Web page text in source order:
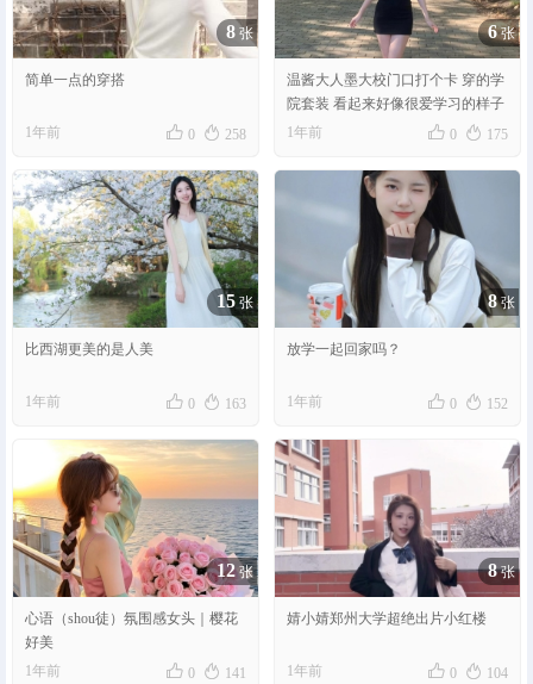
8 张
简单一点的穿搭
1年前  0  258
6 张
温酱大人墨大校门口打个卡 穿的学
院套装 看起来好像很爱学习的样子
1年前
 0  175
15 张
比西湖更美的是人美
1年前  0  163
8 张
放学一起回家吗？
1年前  0  152
12 张
心语（shou徒）氛围感女头｜樱花
好美
1年前
 0  141
8 张
婧小婧郑州大学超绝出片小红楼
1年前  0  104